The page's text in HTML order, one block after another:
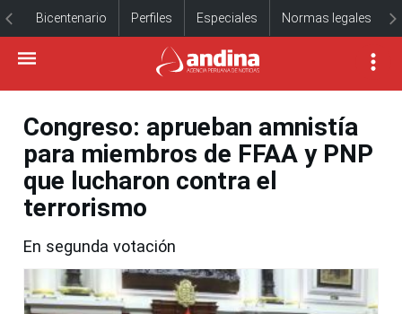
Bicentenario Perfiles Especiales Normas legales
Congreso: aprueban amnistía
para miembros de FFAA y PNP
que lucharon contra el
terrorismo
En segunda votación